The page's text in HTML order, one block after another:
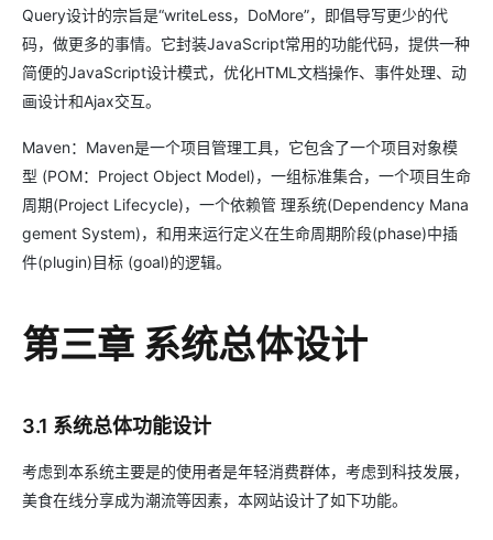
Query设计的宗旨是“writeLess，DoMore”，即倡导写更少的代
码，做更多的事情。它封装JavaScript常用的功能代码，提供一种
简便的JavaScript设计模式，优化HTML文档操作、事件处理、动
画设计和Ajax交互。
Maven：Maven是一个项目管理工具，它包含了一个项目对象模
型 (POM：Project Object Model)，一组标准集合，一个项目生命
周期(Project Lifecycle)，一个依赖管 理系统(Dependency Mana
gement System)，和用来运行定义在生命周期阶段(phase)中插
件(plugin)目标 (goal)的逻辑。
第三章 系统总体设计
3.1 系统总体功能设计
考虑到本系统主要是的使用者是年轻消费群体，考虑到科技发展，
美食在线分享成为潮流等因素，本网站设计了如下功能。